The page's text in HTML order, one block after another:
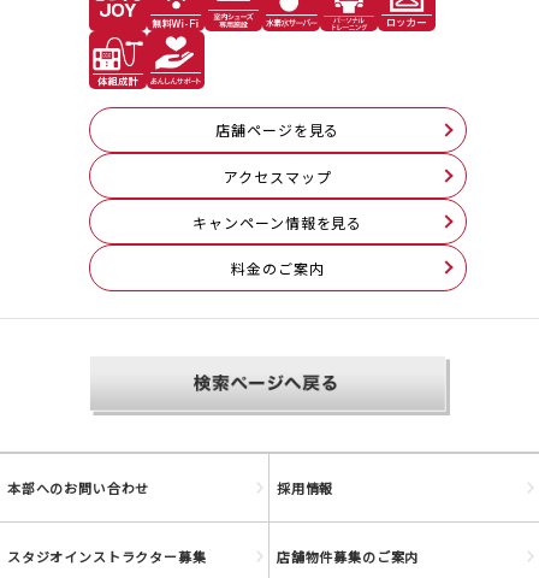
店舗ページを見る
アクセスマップ
キャンペーン情報を見る
料⾦のご案内
本部へのお問い合わせ 採用情報
スタジオインストラクター募集 店舗物件募集のご案内